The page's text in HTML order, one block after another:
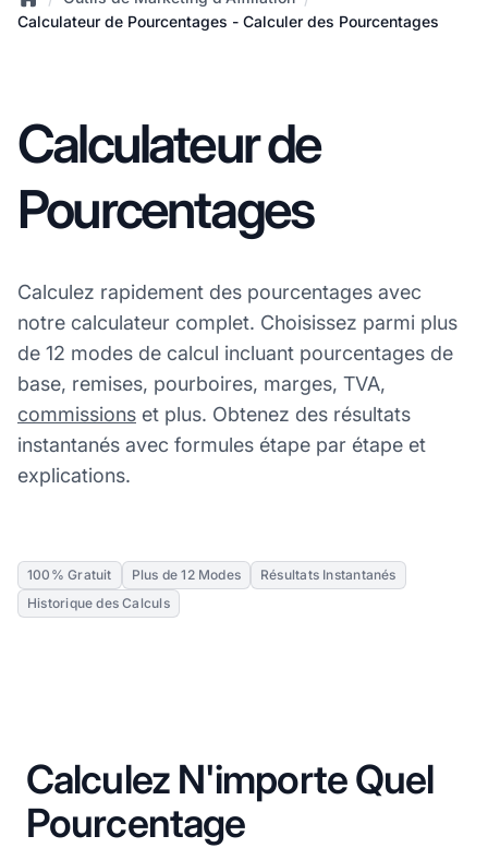
Home
Calculateur de Pourcentages - Calculer des Pourcentages
Calculateur de
Pourcentages
Calculez rapidement des pourcentages avec
notre calculateur complet. Choisissez parmi plus
de 12 modes de calcul incluant pourcentages de
base, remises, pourboires, marges, TVA,
commissions et plus. Obtenez des résultats
instantanés avec formules étape par étape et
explications.
100% Gratuit Plus de 12 Modes
Résultats Instantanés
Historique des Calculs
Calculez N'importe Quel
Pourcentage